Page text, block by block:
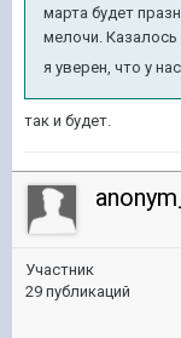
марта будет
мелочи.
я уверен, что у
так и будет.
Участник
29 публикаций